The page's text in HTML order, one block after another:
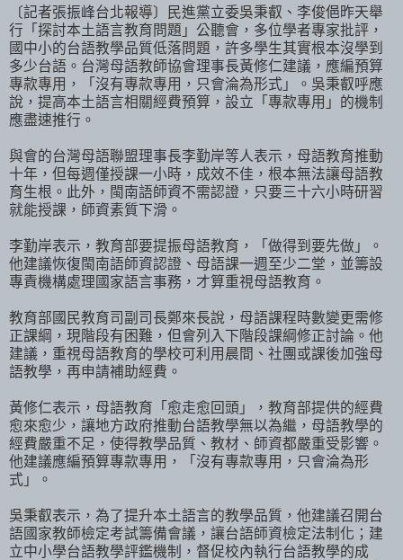
〔記者張振峰台北報導〕民進黨立委吳秉叡、李俊俋昨天舉
行「探討本土語言教育問題」公聽會，多位學者專家批評，
國中小的台語教學品質低落問題，許多學生其實根本沒學到
多少台語。台灣母語教師協會理事長黃修仁建議，應編預算
專款專用，「沒有專款專用，只會淪為形式」。吳秉叡呼應
說，提高本土語言相關經費預算，設立「專款專用」的機制
應盡速推行。
與會的台灣母語聯盟理事長李勤岸等人表示，母語教育推動
十年，但每週僅授課一小時，成效不佳，根本無法讓母語教
育生根。此外，閩南語師資不需認證，只要三十六小時研習
就能授課，師資素質下滑。
李勤岸表示，教育部要提振母語教育，「做得到要先做」。
他建議恢復閩南語師資認證、母語課一週至少二堂，並籌設
專責機構處理國家語言事務，才算重視母語教育。
教育部國民教育司副司長鄭來長說，母語課程時數變更需修
正課綱，現階段有困難，但會列入下階段課綱修正討論。他
建議，重視母語教育的學校可利用晨間、社團或課後加強母
語教學，再申請補助經費。
黃修仁表示，母語教育「愈走愈回頭」，教育部提供的經費
愈來愈少，讓地方政府推動台語教學無以為繼，母語教學的
經費嚴重不足，使得教學品質、教材、師資都嚴重受影響。
他建議應編預算專款專用，「沒有專款專用，只會淪為形
式」。
吳秉叡表示，為了提升本土語言的教學品質，他建議召開台
語國家教師檢定考試籌備會議，讓台語師資檢定法制化；建
立中小學台語教學評鑑機制，督促校內執行台語教學的成